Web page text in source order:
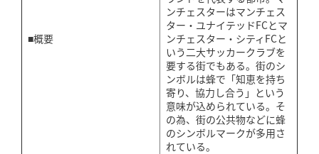
■概要
ンチェスターはマンチェス
ター・ユナイテッドFCとマ
ンチェスター・シティFCと
いう二大サッカークラブを
要する街でもある。街のシ
ンボルは蜂で「知恵を持ち
寄り、協力し合う」という
意味が込められている。そ
の為、街の公共物などに蜂
のシンボルマークが多用さ
れている。